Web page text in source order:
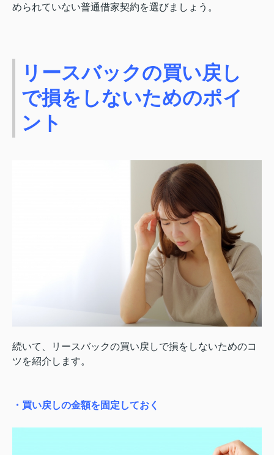
められていない普通借家契約を選びましょう。
リースバックの買い戻し
で損をしないためのポイ
ント
続いて、リースバックの買い戻しで損をしないためのコ
ツを紹介します。
・買い戻しの金額を固定しておく